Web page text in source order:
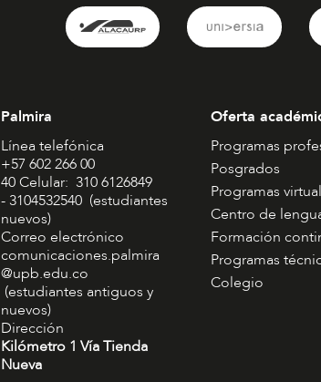
Palmira
Línea telefónica
+57 602 266 00
40 Celular: 310 6126849
- 3104532540 (estudiantes
nuevos)
Correo electrónico
comunicaciones.palmira
@upb.edu.co
(estudiantes antiguos y
nuevos)
Dirección
Kilómetro 1 Vía Tienda
Nueva
Oferta
Programas
Posgrados
Programas
Centro de
Formación
Programas
Colegio